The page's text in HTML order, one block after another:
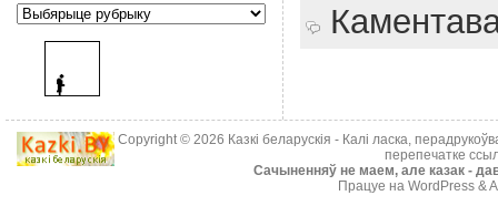
Copyright © 2026 Казкі беларускія - Калі ласка,
перепечатке
Cачыненняў не маем, але казак -
Працуе на WordPress &